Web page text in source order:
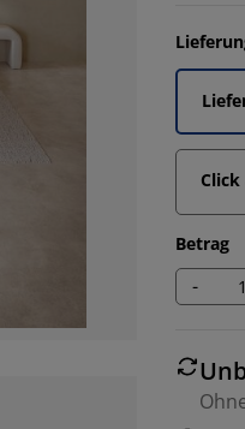
Betrag
-
7.142857142857142%